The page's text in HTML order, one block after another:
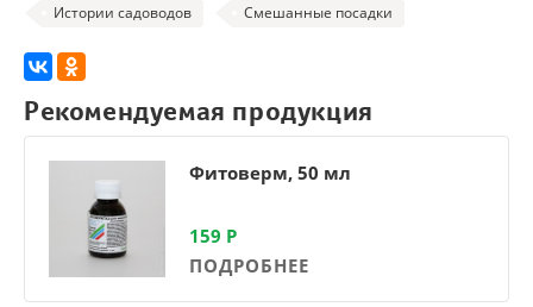
Истории садоводов Смешанные посадки
Рекомендуемая продукция
Фитоверм, 50 мл
159 Р
ПОДРОБНЕЕ